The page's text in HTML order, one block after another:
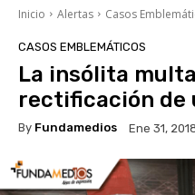
Inicio Alertas Casos
CASOS EMBLEMÁTICOS
La insólita
rectificación de
By Fundamedios Ene 31,